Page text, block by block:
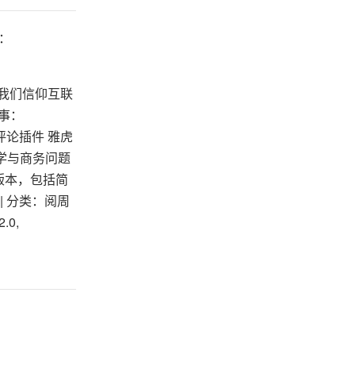
们信仰互联
插件 雅虎
与商务问题
，包括简
分类：阅周